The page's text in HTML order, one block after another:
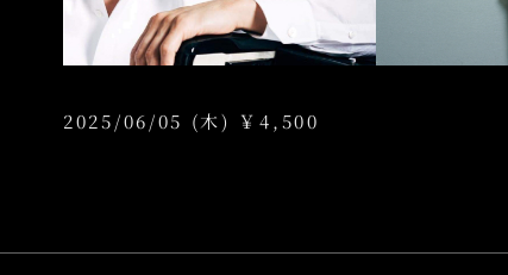
2025/06/05 (木) ￥4,500